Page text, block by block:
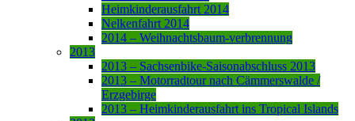
Heimkinderausfahrt 2014
Nelkenfahrt 2014
2014 – Weihnachtsbaum-verbrennung
2013
2013 – Sachsenbike-Saisonabschluss 2013
2013 – Motorradtour nach Cämmerswalde /
Erzgebirge
2013 – Heimkinderausfahrt ins Tropical Islands